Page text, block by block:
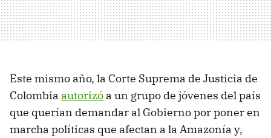
Este mismo año, la Corte Suprema de Justicia de
Colombia autorizó a un grupo de jóvenes del país
que querían demandar al Gobierno por poner en
marcha políticas que afectan a la Amazonía y,